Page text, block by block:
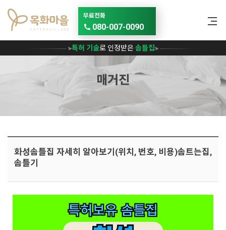
메뉴 건너뛰기
무료전화
080-007-0090
특허 기술로 인정받은솜틀집
매거진
화성솜틀집 자세히 알아보기(위치, 번호, 비용)솜트는집,
솜틀기